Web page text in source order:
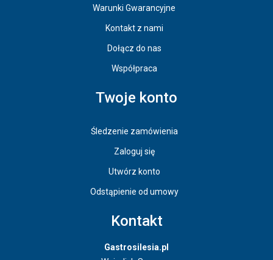
Warunki Gwarancyjne
Kontakt z nami
Dołącz do nas
Współpraca
Twoje konto
Śledzenie zamówienia
Zaloguj się
Utwórz konto
Odstąpienie od umowy
Kontakt
Gastrosilesia.pl